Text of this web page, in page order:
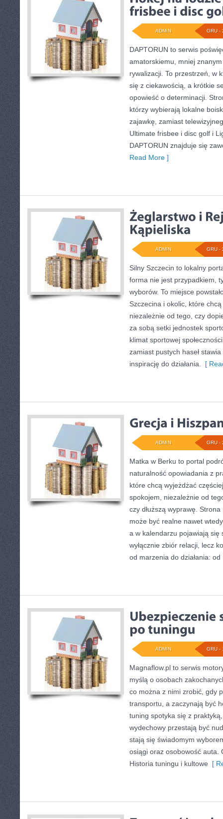
GRU -
ADMIN
DAPTORUN to serwis
amatorskiemu, mniej
rywalizacji. To przestrzeń, w
się z ciekawością, a krótkie
opowieść o determinacji.
którzy wybierają lokalne
zajawkę, zamiast
Ultimate frisbee i disc golf i
DAPTORUN znajduje się
Read More ]
GRU -
ADMIN
Silny Szczecin to lokalny
forma nie jest przypadkiem,
wyborów. To miejsce
Szczecina i okolic, które
niezależnie od tego, czy
za sobą setki jednostek
klimat sportowej
zamiast pustych haseł
inspirację do działania.
[
GRU -
ADMIN
Matka w Berku to portal
naturalność opowiadania z
które chcą wyjeżdżać
spokojem, niezależnie od
czy dłuższą wyprawę.
może być realne nawet
a w kalendarzu pojawiają się
wyłącznie zbiór relacji, lecz
od marzenia do działania: od
GRU -
ADMIN
Magnaflow.pl to serwis
myślą o osobach
co można z nimi zrobić, gdy
transportu, a zaczynają być
tuning spotyka się z
wydechowy przestają być
stają się świadomym
osiągi oraz osobowość auta.
Historia tuningu i kultowe [